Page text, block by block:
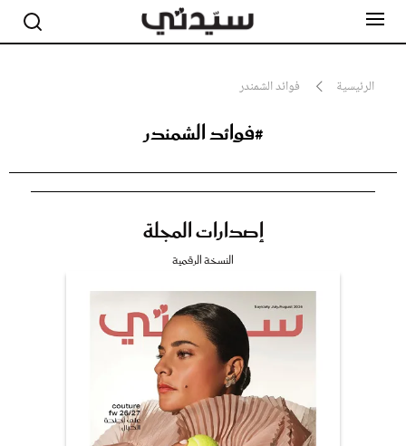
الرئيسية فوائد الشمندر
#فوائد الشمندر
إصدارات المجلة
النسخة الرقمية
جمال
صحة ورشاقة
عروس سيدتي